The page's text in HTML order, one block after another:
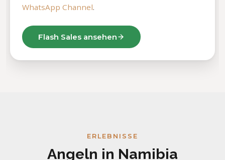
WhatsApp Channel.
Flash Sales ansehen
ERLEBNISSE
Angeln in Namibia